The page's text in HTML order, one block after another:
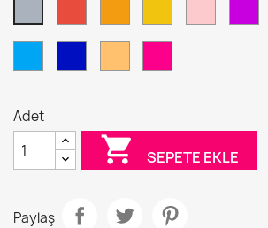
Mavi
Mavisi Kahve
Adet
 SEPETE EKLE
Paylaş